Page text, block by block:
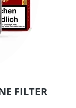
FILTER